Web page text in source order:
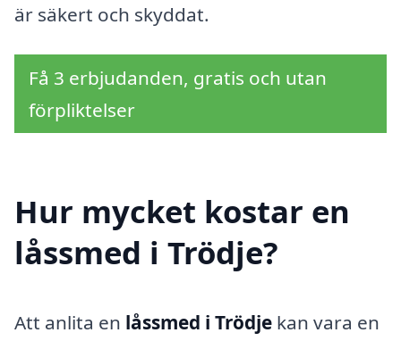
är säkert och skyddat.
Få 3 erbjudanden, gratis och utan
förpliktelser
Hur mycket kostar en
låssmed i Trödje?
Att anlita en låssmed i Trödje kan vara en